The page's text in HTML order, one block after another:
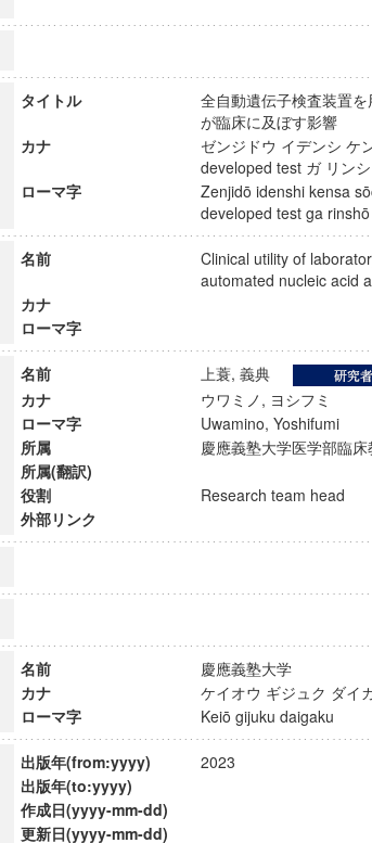
究センター
ンス」
タイトル
全自動遺伝子検査装置
が臨床に及ぼす影響
カナ
ゼンジドウ イデンシ ケ
developed test ガ リン
ローマ字
Zenjidō idenshi kensa
developed test ga
名前
Clinical utility of
automated nucleic acid
カナ
ローマ字
名前
上蓑, 義典
カナ
ウワミノ, ヨシフミ
ローマ字
Uwamino, Yoshifumi
所属
慶應義塾大学医学部臨
所属(翻訳)
役割
Research team head
外部リンク
名前
慶應義塾大学
カナ
ケイオウ ギジュク ダ
ローマ字
Keiō gijuku daigaku
出版年(from:yyyy)
2023
出版年(to:yyyy)
作成日(yyyy-mm-dd)
更新日(yyyy-mm-dd)